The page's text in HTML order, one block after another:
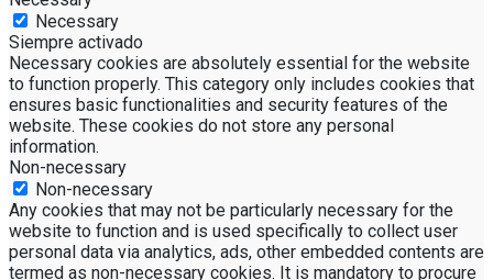
Necessary
Siempre activado
Necessary cookies are absolutely essential for the website
to function properly. This category only includes cookies that
ensures basic functionalities and security features of the
website. These cookies do not store any personal
information.
Non-necessary
Non-necessary
Any cookies that may not be particularly necessary for the
website to function and is used specifically to collect user
personal data via analytics, ads, other embedded contents are
termed as non-necessary cookies. It is mandatory to procure